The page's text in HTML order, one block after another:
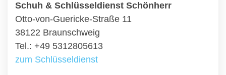
Schuh & Schlüsseldienst Schönherr
Otto-von-Guericke-Straße 11
38122 Braunschweig
Tel.: +49 5312805613
zum Schlüsseldienst